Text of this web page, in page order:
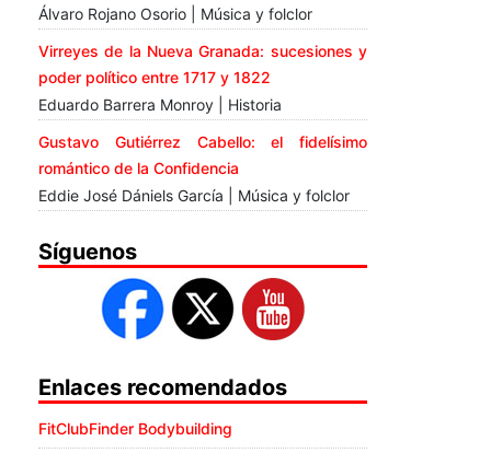
Álvaro Rojano Osorio | Música y folclor
Virreyes de la Nueva Granada: sucesiones y
poder político entre 1717 y 1822
Eduardo Barrera Monroy | Historia
Gustavo Gutiérrez Cabello: el fidelísimo
romántico de la Confidencia
Eddie José Dániels García | Música y folclor
Síguenos
Enlaces recomendados
FitClubFinder Bodybuilding